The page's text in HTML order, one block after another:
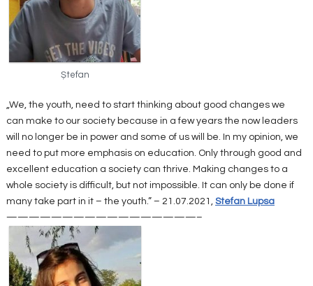
Ștefan
„We, the youth, need to start thinking about good changes we
can make to our society because in a few years the now leaders
will no longer be in power and some of us will be. In my opinion, we
need to put more emphasis on education. Only through good and
excellent education a society can thrive. Making changes to a
whole society is difficult, but not impossible. It can only be done if
many take part in it – the youth.” – 21.07.2021, Stefan Lupsa
—————————————————–